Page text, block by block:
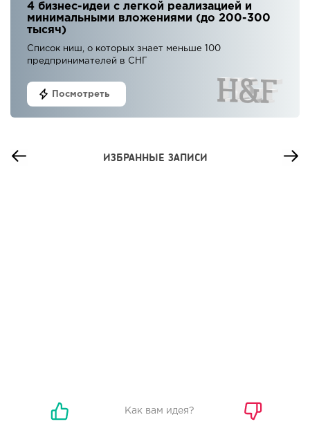
4 бизнес-идеи с легкой реализацией и
минимальными вложениями (до 200-300
тысяч)
Список ниш, о которых знает меньше 100
предпринимателей в СНГ
Посмотреть
ИЗБРАННЫЕ ЗАПИСИ
Как вам идея?